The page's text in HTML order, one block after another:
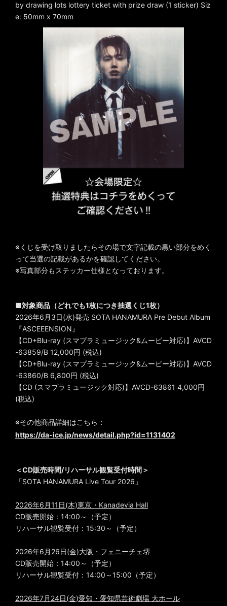
by drawing lots lottery ticket with prize draw (1 sticker) Siz
e: 50mm x 70mm
※くじを受け取りましたらその場で文字記載の黒い部分をめく
って当選の記載があるかを確認してください。
※写真部分もステッカー仕様となっております。
■対象商品（どれでも1枚につき抽選くじ1枚）
2026年6月3日(水)発売 SOTA HANAMURA Pre Debut Album
『ASCEEENSION』
【CD+Blu-ray (スマプラミュージック&ムービー対応)】AVCD
-63859/B 12,000円 (税込)
【CD+Blu-ray (スマプラミュージック&ムービー対応)】AVCD
-63860/B 6,800円 (税込)
【CD (スマプラミュージック対応)】AVCD-63861 4,000円
(税込)
※その他商品詳細はこちら：
https://da-ice.jp/news/detail.php?id=1131402
＜CD販売時間/リハーサル観覧受付時間＞
「SOTA HANAMURA Live Tour 2026」
2026年6月11日(木)東京・Kanadevia Hall
CD販売開始：14:00～（予定）
リハーサル観覧受付：15:30～（予定）
2026年6月26日(金)大阪・フェニーチェ堺
CD販売開始：14:00～（予定）
リハーサル観覧受付：14:00～15:00（予定）
2026年7月24日(金)愛知・愛知県芸術劇場 大ホール